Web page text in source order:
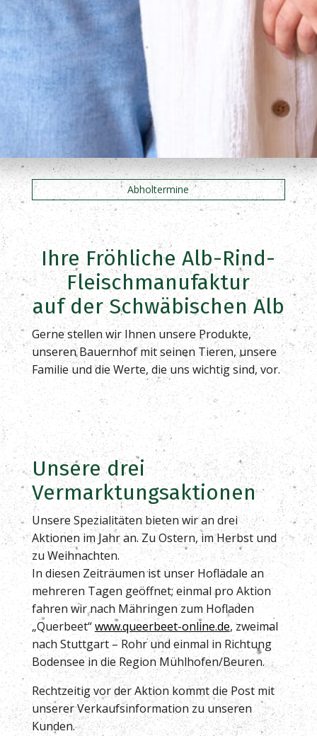
Abholtermine
Ihre Fröhliche Alb-Rind-
Fleischmanufaktur
auf der Schwäbischen Alb
Gerne stellen wir Ihnen unsere Produkte,
unseren Bauernhof mit seinen Tieren, unsere
Familie und die Werte, die uns wichtig sind, vor.
Unsere drei
Vermarktungsaktionen
Unsere Spezialitäten bieten wir an drei
Aktionen im Jahr an. Zu Ostern, im Herbst und
zu Weihnachten.
In diesen Zeiträumen ist unser Hoflädale an
mehreren Tagen geöffnet; einmal pro Aktion
fahren wir nach Mähringen zum Hofladen
„Querbeet“www.queerbeet-online.de, zweimal
nach Stuttgart – Rohr und einmal in Richtung
Bodensee in die Region Mühlhofen/Beuren.
Rechtzeitig vor der Aktion kommt die Post mit
unserer Verkaufsinformation zu unseren
Kunden.